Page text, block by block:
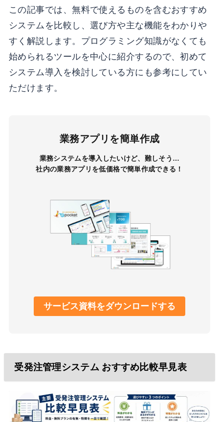
この記事では、無料で使えるものを含むおすすめ
システムを比較し、選び方や主な機能をわかりや
すく解説します。プログラミング知識がなくても
始められるツールを中心に紹介するので、初めて
システム導入を検討している方にも参考にしてい
ただけます。
業務アプリを簡単作成
業務システムを導入したいけど、難しそう…
社内の業務アプリを低価格で簡単作成できる！
サービス資料をダウンロードする
受発注管理システム おすすめ比較早見表